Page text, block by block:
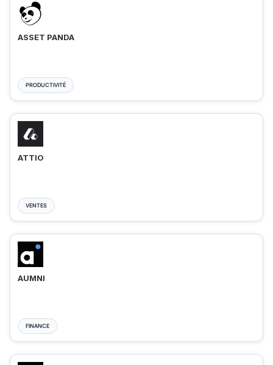
ASSET PANDA
PRODUCTIVITÉ
ATTIO
VENTES
AUMNI
FINANCE